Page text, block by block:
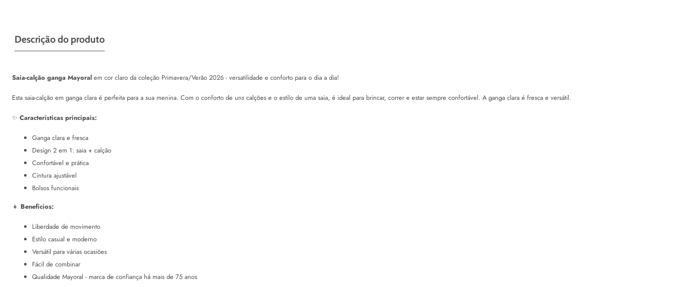
Descrição do produto
Saia-calção ganga Mayoral em cor claro da coleção Primavera/Verão 2026 - versatilidade e conforto para o dia a dia!
Esta saia-calção em ganga clara é perfeita para a sua menina. Com o conforto de uns calções e o estilo de uma saia, é ideal para brincar, correr e estar sempre confortável. A ganga clara é fresca e versátil.
✨ Características principais:
Ganga clara e fresca
Design 2 em 1: saia + calção
Confortável e prática
Cintura ajustável
Bolsos funcionais
👧 Benefícios:
Liberdade de movimento
Estilo casual e moderno
Versátil para várias ocasiões
Fácil de combinar
Qualidade Mayoral - marca de confiança há mais de 75 anos